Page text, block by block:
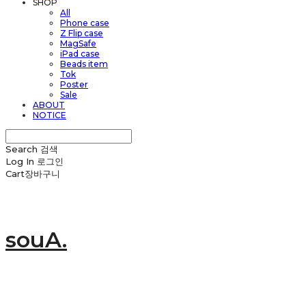
SHOP
All
Phone case
Z Flip case
MagSafe
iPad case
Beads item
Tok
Poster
Sale
ABOUT
NOTICE
Search 검색
Log In 로그인
Cart장바구니
souA.